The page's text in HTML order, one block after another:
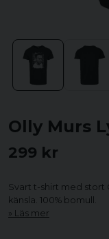
Olly Murs
299 kr
Svart t-shirt med stort
känsla. 100% bomull.
Läs mer